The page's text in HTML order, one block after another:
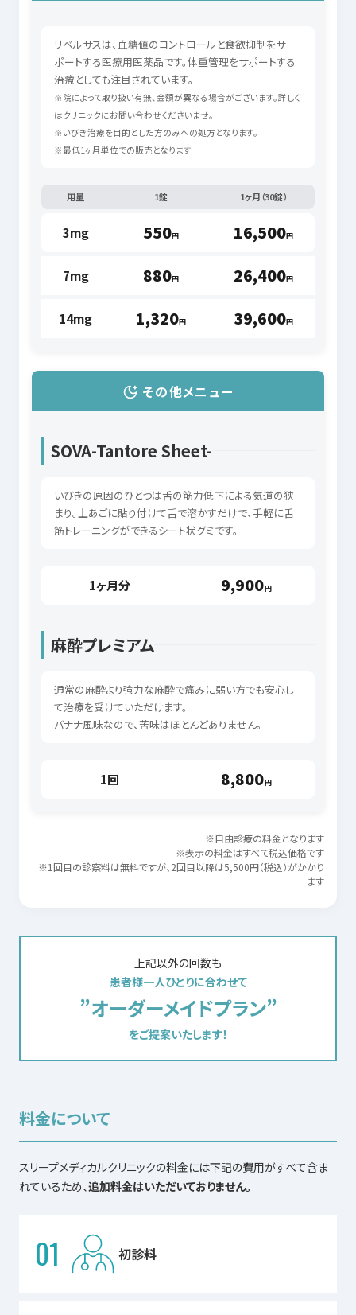
リベルサスは、血糖値のコントロールと食欲抑制をサ
ポートする医療用医薬品です。体重管理をサポートする
治療としても注目されています。
※院によって取り扱い有無、金額が異なる場合がございます。詳しく
はクリニックにお問い合わせくださいませ。
※いびき治療を目的とした方のみへの処方となります。
※最低1ヶ月単位での販売となります
用量 1錠 1ヶ月（30錠）
3mg 550円 16,500円
7mg 880円 26,400円
14mg 1,320円 39,600円
その他メニュー
SOVA-Tantore Sheet-
いびきの原因のひとつは舌の筋力低下による気道の狭
まり。上あごに貼り付けて舌で溶かすだけで、手軽に舌
筋トレーニングができるシート状グミです。
1ヶ月分 9,900円
麻酔プレミアム
通常の麻酔より強力な麻酔で痛みに弱い方でも安心し
て治療を受けていただけます。
バナナ風味なので、苦味はほとんどありません。
1回 8,800円
※自由診療の料金となります
※表示の料金はすべて税込価格です
※1回目の診察料は無料ですが、2回目以降は5,500円（税込）がかかり
ます
上記以外の回数も
患者様一人ひとりに合わせて
”オーダーメイドプラン”
をご提案いたします！
料金について
スリープメディカルクリニックの料金には下記の費用がすべて含ま
れているため、追加料金はいただいておりません。
01 初診料